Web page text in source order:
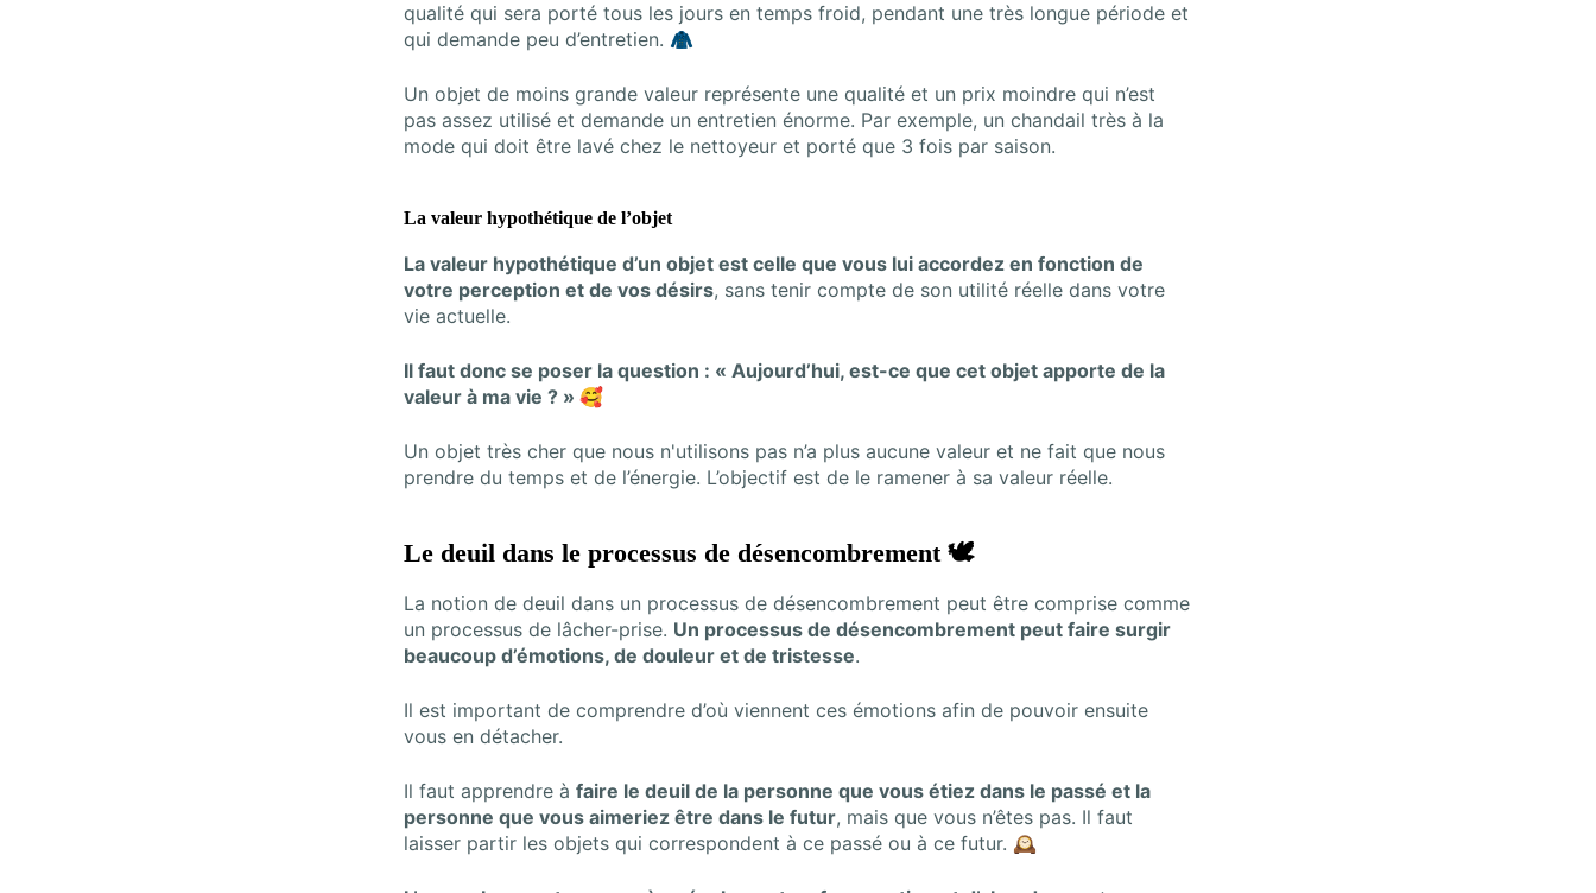
qualité qui sera porté tous les jours en temps froid, pendant une très longue période et
qui demande peu d’entretien. 🧥
Un objet de moins grande valeur représente une qualité et un prix moindre qui n’est
pas assez utilisé et demande un entretien énorme. Par exemple, un chandail très à la
mode qui doit être lavé chez le nettoyeur et porté que 3 fois par saison.
La valeur hypothétique de l’objet
La valeur hypothétique d’un objet est celle que vous lui accordez en fonction de
votre perception et de vos désirs, sans tenir compte de son utilité réelle dans votre
vie actuelle.
Il faut donc se poser la question : « Aujourd’hui, est-ce que cet objet apporte de la
valeur à ma vie ? » 🥰
Un objet très cher que nous n'utilisons pas n’a plus aucune valeur et ne fait que nous
prendre du temps et de l’énergie. L’objectif est de le ramener à sa valeur réelle.
Le deuil dans le processus de désencombrement 🕊
La notion de deuil dans un processus de désencombrement peut être comprise comme
un processus de lâcher-prise. Un processus de désencombrement peut faire surgir
beaucoup d’émotions, de douleur et de tristesse.
Il est important de comprendre d’où viennent ces émotions afin de pouvoir ensuite
vous en détacher.
Il faut apprendre à faire le deuil de la personne que vous étiez dans le passé et la
personne que vous aimeriez être dans le futur, mais que vous n’êtes pas. Il faut
laisser partir les objets qui correspondent à ce passé ou à ce futur. 🕰